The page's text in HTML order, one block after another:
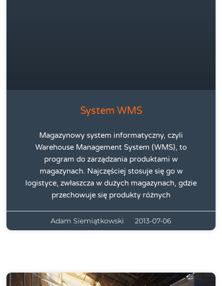
System WMS
Magazynowy system informatyczny, czyli
Warehouse Management System (WMS), to
program do zarządzania produktami w
magazynach. Najczęściej stosuje się go w
logistyce, zwłaszcza w dużych magazynach, gdzie
przechowuje się produkty różnych
Adam Siemiątkowski 2013-07-06